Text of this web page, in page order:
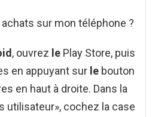
sur mon téléphone ?
, ouvrez le Play Store, puis
en appuyant sur le bouton
en haut à droite. Dans la
utilisateur», cochez la case